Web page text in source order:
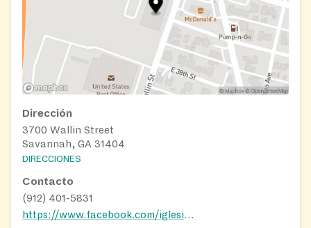
Dirección
3700 Wallin Street
Savannah, GA 31404
DIRECCIONES
Contacto
(912) 401-5831
https://www.facebook.com/iglesiapeuc/